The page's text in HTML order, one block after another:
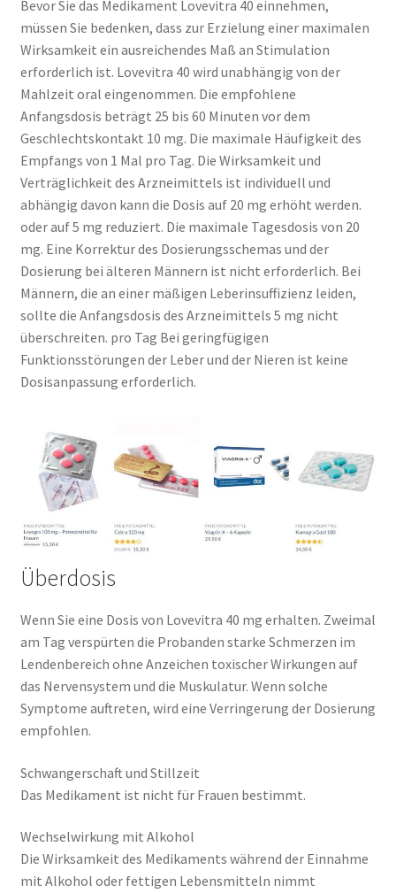
Bevor Sie das Medikament Lovevitra 40 einnehmen,
müssen Sie bedenken, dass zur Erzielung einer maximalen
Wirksamkeit ein ausreichendes Maß an Stimulation
erforderlich ist. Lovevitra 40 wird unabhängig von der
Mahlzeit oral eingenommen. Die empfohlene
Anfangsdosis beträgt 25 bis 60 Minuten vor dem
Geschlechtskontakt 10 mg. Die maximale Häufigkeit des
Empfangs von 1 Mal pro Tag. Die Wirksamkeit und
Verträglichkeit des Arzneimittels ist individuell und
abhängig davon kann die Dosis auf 20 mg erhöht werden.
oder auf 5 mg reduziert. Die maximale Tagesdosis von 20
mg. Eine Korrektur des Dosierungsschemas und der
Dosierung bei älteren Männern ist nicht erforderlich. Bei
Männern, die an einer mäßigen Leberinsuffizienz leiden,
sollte die Anfangsdosis des Arzneimittels 5 mg nicht
überschreiten. pro Tag Bei geringfügigen
Funktionsstörungen der Leber und der Nieren ist keine
Dosisanpassung erforderlich.
Überdosis
Wenn Sie eine Dosis von Lovevitra 40 mg erhalten. Zweimal
am Tag verspürten die Probanden starke Schmerzen im
Lendenbereich ohne Anzeichen toxischer Wirkungen auf
das Nervensystem und die Muskulatur. Wenn solche
Symptome auftreten, wird eine Verringerung der Dosierung
empfohlen.
Schwangerschaft und Stillzeit
Das Medikament ist nicht für Frauen bestimmt.
Wechselwirkung mit Alkohol
Die Wirksamkeit des Medikaments während der Einnahme
mit Alkohol oder fettigen Lebensmitteln nimmt